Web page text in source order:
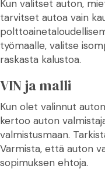
Kun valitset auton,
tarvitset autoa vain
työmaalle, valitse
raskasta kalustoa.
VIN ja malli
Kun olet valinnut
kertoo auton
valmistusmaan.
Varmista, että auton
sopimuksen ehtoja.